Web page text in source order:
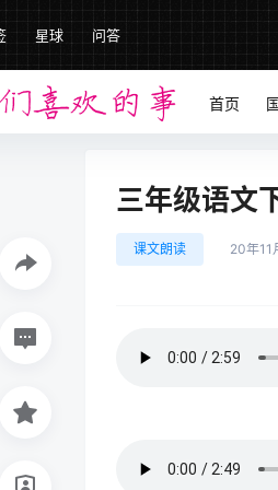
星球 问答
首页
三年级语文
课文朗读 20年11